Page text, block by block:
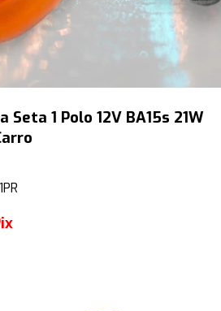
Seta 1 Polo 12V BA15s 21W